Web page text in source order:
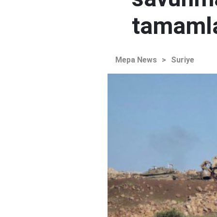
Mepa News > Suriye